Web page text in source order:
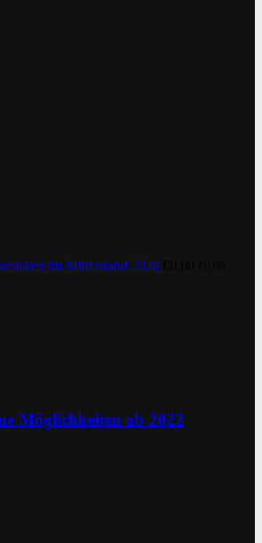
im Mittelstand 2026
Möglichkeiten ab 2022